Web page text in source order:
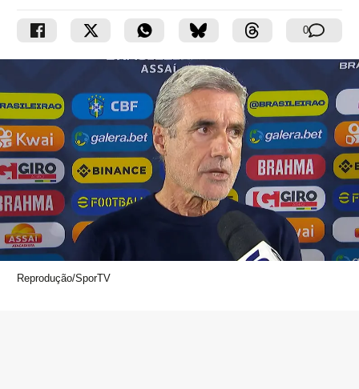
0
Reprodução/SporTV